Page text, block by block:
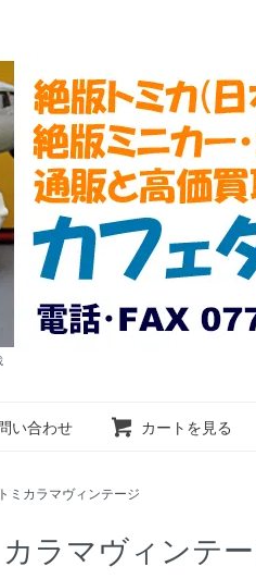
い合わせ カートを見る
トミカラマヴィンテージ
カラマヴィンテ